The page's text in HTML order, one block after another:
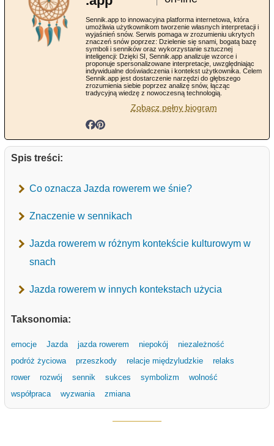
Sennik.app to innowacyjna platforma internetowa, która
umożliwia użytkownikom tworzenie własnych interpretacji i
wyjaśnień snów. Serwis pomaga w zrozumieniu ukrytych
znaczeń snów poprzez: Dzielenie się snami, bogatą bazę
symboli i senników oraz wykorzystanie sztucznej
inteligencji: Dzięki SI, Sennik.app analizuje wzorce i
proponuje spersonalizowane interpretacje, uwzględniając
indywidualne doświadczenia i kontekst użytkownika. Celem
Sennik.app jest dostarczenie narzędzi do głębszego
zrozumienia siebie poprzez analizę snów, łącząc
tradycyjną wiedzę z nowoczesną technologią.
Zobacz pełny biogram
Spis treści:
Co oznacza Jazda rowerem we śnie?
Znaczenie w sennikach
Jazda rowerem w różnym kontekście kulturowym w
snach
Jazda rowerem w innych kontekstach użycia
Taksonomia:
emocje Jazda jazda rowerem niepokój
niezależność
podróż życiowa
przeszkody relacje międzyludzkie
relaks
rower
rozwój sennik sukces symbolizm
wolność
współpraca
wyzwania zmiana